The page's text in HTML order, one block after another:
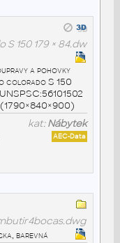
S 150 179 × 84.dw
a pohovky
colorado S 150
kat:Nábytek
AEC-Data
barevná